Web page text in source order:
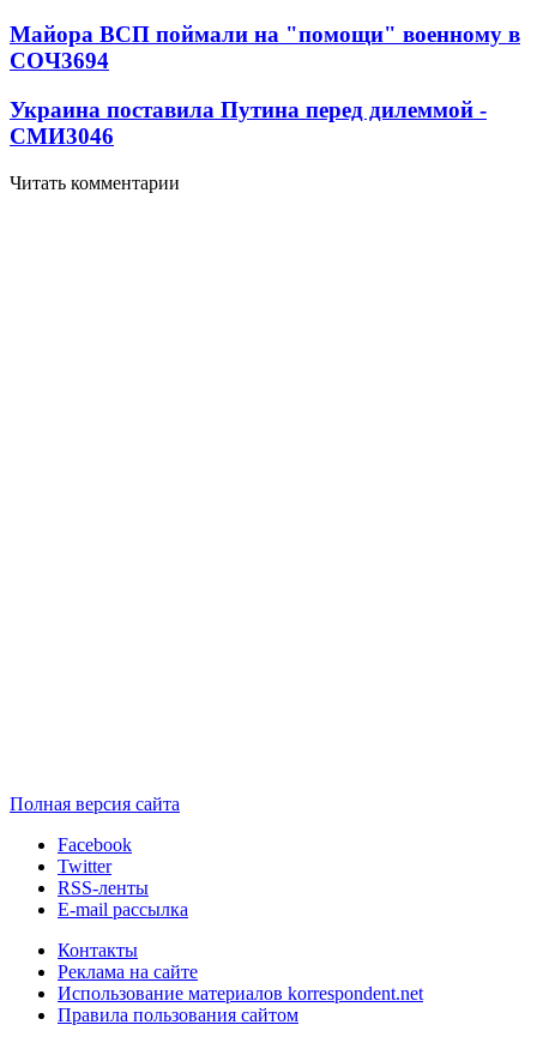
Майора ВСП поймали на "помощи" военному в
СОЧ3694
Украина поставила Путина перед дилеммой -
СМИ3046
Читать комментарии
Полная версия сайта
Facebook
Twitter
RSS-ленты
E-mail рассылка
Контакты
Реклама на сайте
Использование материалов korrespondent.net
Правила пользования сайтом